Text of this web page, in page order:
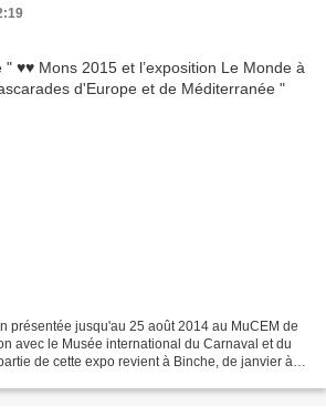
présentée jusqu'au 25 août 2014 au MuCEM de
avec le Musée international du Carnaval et du
de cette expo revient à Binche, de janvier à